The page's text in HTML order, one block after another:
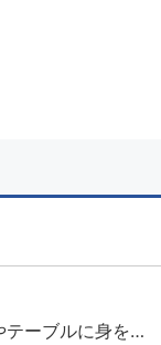
ーブルに身をか